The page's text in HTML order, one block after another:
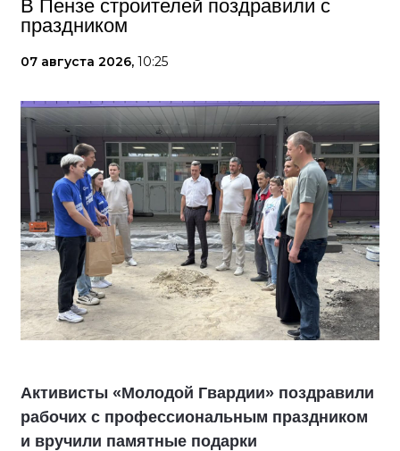
В Пензе строителей поздравили с
праздником
07 августа 2026, 10:25
Активисты «Молодой Гвардии» поздравили
рабочих с профессиональным праздником
и вручили памятные подарки